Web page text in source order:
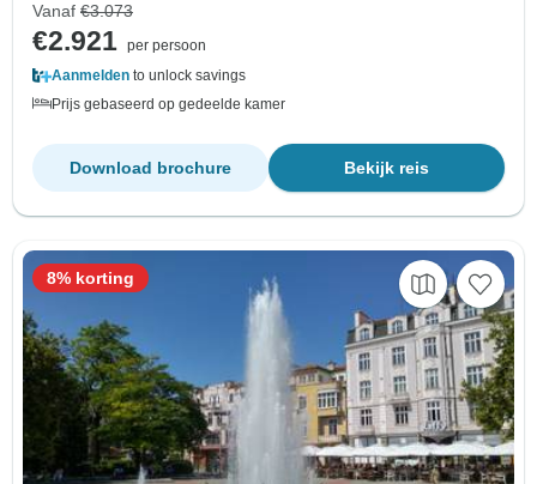
Vanaf €3.073
€2.921 per persoon
Aanmelden to unlock savings
Prijs gebaseerd op gedeelde kamer
Bekijk reis
Download brochure
8% korting